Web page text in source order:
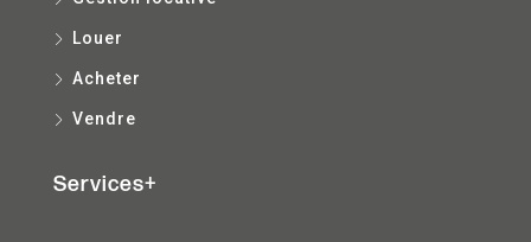
Louer
Acheter
Vendre
Services+